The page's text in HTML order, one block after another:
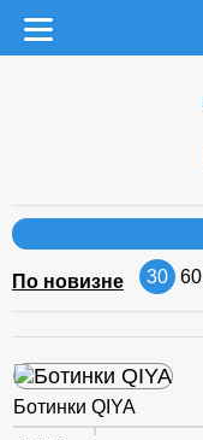
По новизне 30 60
Ботинки QIYA